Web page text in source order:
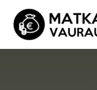
sisältöön